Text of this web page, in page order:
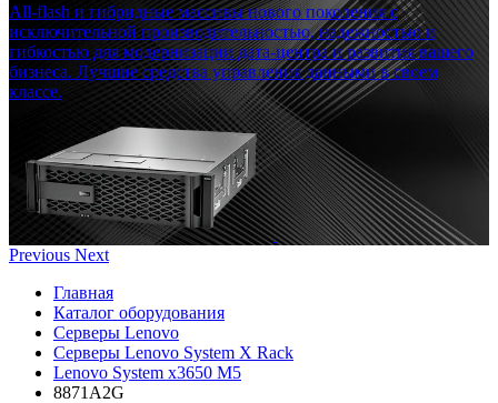
All-flash и гибридные массивы нового поколения с
исключительной производительностью, надежностью и
гибкостью для модернизации дата-центра и развития вашего
бизнеса. Лучшие средства управления данными в своем
классе.
Previous Next
Главная
Каталог оборудования
Серверы Lenovo
Серверы Lenovo System X Rack
Lenovo System x3650 M5
8871A2G